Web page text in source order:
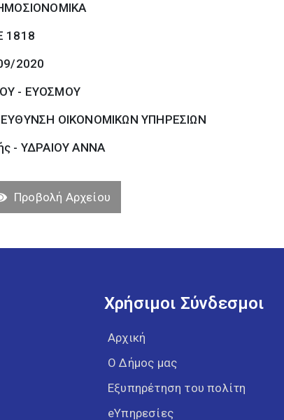
1818
2020
- ΕΥΟΣΜΟΥ
ΟΙΚΟΝΟΜΙΚΩΝ ΥΠΗΡΕΣΙΩΝ
- ΥΔΡΑΙΟΥ ΑΝΝΑ
Προβολή Αρχείου
Χρήσιμοι Σύνδεσμοι
Αρχική
Ο Δήμος μας
Εξυπηρέτηση του πολίτη
eΥπηρεσίες